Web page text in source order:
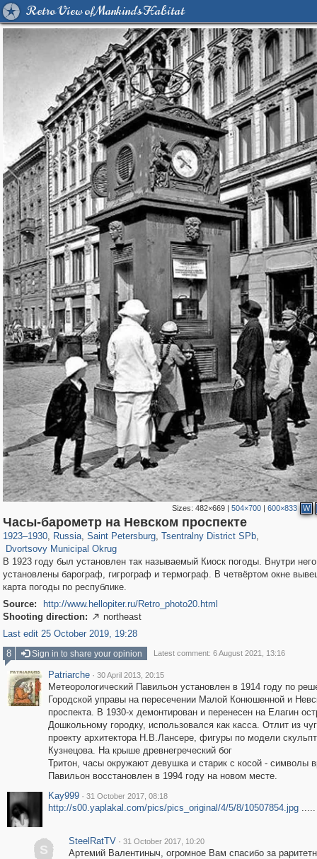
Retro View of Mankind's Habitat
Sizes: 482×669| 504×700| 600×833 W
Часы-барометр на Невском проспекте
1923–1930, Russia
1,407,641 29,264
, Saint Petersburg
197,288 5,716
, Tsentralny District SPb
50,284 1,839
,
Dvortsovy Municipal Okrug
22,612 1,098
В 1923 году был установлен так называемый Киоск погоды. Внутри
установлены барограф, гигрограф и термограф. В четвёртом окне
карта погоды по республике.
Source:
http://www.hellopiter.ru/Retro_photo20.html
Shooting direction:  northeast
Last edit 25 October 2019, 19:28
8
Sign in to share your opinion Latest comment: 6 August 2021, 13:16
Patriarche · 30 April 2013, 20:15
Метеорологический Павильон установлен в 1914 году по
Городской управы на пересечении Малой Конюшенной и
проспекта. В 1930-х демонтирован и перенесен на Елагин
Дошкольному городку, использовался как касса. Отлит из
проекту архитектора Н.В.Лансере, фигуры по модели
Кузнецова. На крыше древнегреческий бог
Тритон, часы окружают девушка и старик с косой - символы
Павильон восстановлен в 1994 году на новом месте.
Kay999 · 31 October 2017, 08:18
http://s00.yaplakal.com/pics/pics_original/4/5/8/10507854.jpg.....
S
SteelRatTV · 31 October 2017, 10:20
Артемий Валентиныч, огромное Вам спасибо за